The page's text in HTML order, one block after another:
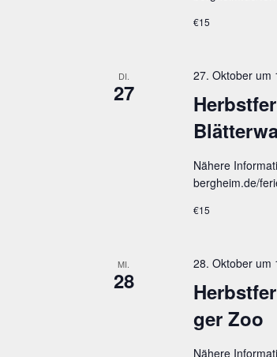
€15
DI.
27
27. Oktober um
Nähere
bergheim.de/
€15
MI.
28
ger Zoo
28. Oktober um
Nähere